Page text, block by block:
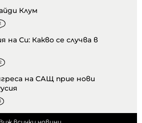
Клум
на Си: Какво се случва в
на САЩ прие нови